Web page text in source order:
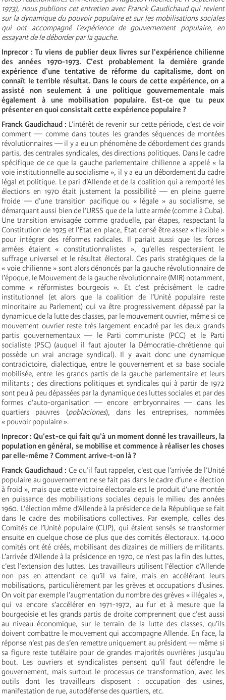
1973), nous publions cet entretien avec Franck Gaudichaud qui revient
sur la dynamique du pouvoir populaire et sur les mobilisations sociales
qui ont accompagné l'expérience de gouvernement populaire, en
essayant de le déborder par la gauche.
Inprecor : Tu viens de publier deux livres sur l’expérience chilienne
des années 1970-1973. C’est probablement la dernière grande
expérience d’une tentative de réforme du capitalisme, dont on
connaît le terrible résultat. Dans le cours de cette expérience, on a
assisté non seulement à une politique gouvernementale mais
également à une mobilisation populaire. Est-ce que tu peux
présenter en quoi consistait cette expérience populaire ?
Franck Gaudichaud : L’intérêt de revenir sur cette période, c’est de voir
comment — comme dans toutes les grandes séquences de montées
révolutionnaires — il y a eu un phénomène de débordement des grands
partis, des centrales syndicales, des directions politiques. Dans le cadre
spécifique de ce que la gauche parlementaire chilienne a appelé « la
voie institutionnelle au socialisme », il y a eu un débordement du cadre
légal et politique. Le pari d’Allende et de la coalition qui a remporté les
élections en 1970 était justement la possibilité — en pleine guerre
froide — d’une transition pacifique ou « légale » au socialisme, se
démarquant aussi bien de l’URSS que de la lutte armée (comme à Cuba).
Une transition envisagée comme graduelle, par étapes, respectant la
Constitution de 1925 et l’État en place, État censé être assez « flexible »
pour intégrer des réformes radicales. Il pariait aussi que les forces
armées étaient « constitutionnalistes », qu’elles respecteraient le
suffrage universel et le résultat électoral. Ces paris stratégiques de la
« voie chilienne » sont alors dénoncés par la gauche révolutionnaire de
l’époque, le Mouvement de la gauche révolutionnaire (MIR) notamment,
comme « réformistes bourgeois ». Et c’est précisément le cadre
institutionnel (et alors que la coalition de l’Unité populaire reste
minoritaire au Parlement) qui va être progressivement dépassé par la
dynamique de la lutte des classes, par le mouvement ouvrier, même si ce
mouvement ouvrier reste très largement encadré par les deux grands
partis gouvernementaux — le Parti communiste (PCC) et le Parti
socialiste (PSC) (auquel il faut ajouter la Démocratie-chrétienne qui
possède un vrai ancrage syndical). Il y avait donc une dynamique
contradictoire, dialectique, entre le gouvernement et sa base sociale
mobilisée, entre les grands partis de la gauche parlementaire et leurs
militants ; des directions politiques et syndicales qui à partir de 1972
sont peu à peu dépassées par la dynamique des luttes sociales et par des
formes d’auto-organisation — encore embryonnaires — dans les
quartiers pauvres (poblaciones), dans les entreprises, nommées
« pouvoir populaire ».
Inprecor : Qu’est-ce qui fait qu’à un moment donné les travailleurs, la
population en général, se mobilise et commence à réaliser les choses
par elle-même ? Comment arrive-t-on là ?
Franck Gaudichaud : Ce qu’il faut rappeler, c’est que l’arrivée de l’Unité
populaire au gouvernement ne se fait pas dans le cadre d’une « élection
à froid », mais que cette victoire électorale est le produit d’une montée
en puissance des mobilisations sociales depuis le milieu des années
1960. L’élection même d’Allende à la présidence de la République se fait
dans le cadre des mobilisations collectives. Par exemple, celles des
Comités de l’Unité populaire (CUP), qui étaient sensés se transformer
ensuite en quelque chose de plus que des comités électoraux. 14.000
comités ont été créés, mobilisant des dizaines de milliers de militants.
L’arrivée d’Allende à la présidence en 1970, ce n’est pas la fin des luttes,
c’est l’extension des luttes. Les travailleurs utilisent l’élection d’Allende
non pas en attendant ce qu’il va faire, mais en accélérant leurs
mobilisations, particulièrement par les grèves et occupations d’usines.
On voit par exemple l’augmentation du nombre des grèves « illégales »,
qui va encore s’accélérer en 1971-1972, au fur et à mesure que la
bourgeoisie et les grands partis de droite comprennent que c’est aussi
au niveau économique, sur le terrain de la lutte des classes, qu’ils
doivent combattre le mouvement qui accompagne Allende. En face, la
réponse n’est pas de s’en remettre uniquement au président — même si
sa figure reste tutélaire pour de grandes majorités ouvrières jusqu’au
bout. Les ouvriers et syndicalistes pensent qu’il faut défendre le
gouvernement, mais surtout le processus de transformation, avec les
outils dont les travailleurs disposent : occupation des usines,
manifestation de rue, autodéfense des quartiers, etc.